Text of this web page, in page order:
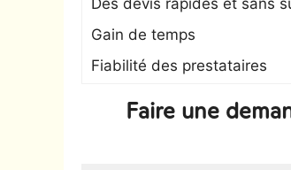
Des devis rapides et sans
Gain de temps
Fiabilité des prestataires
Faire une